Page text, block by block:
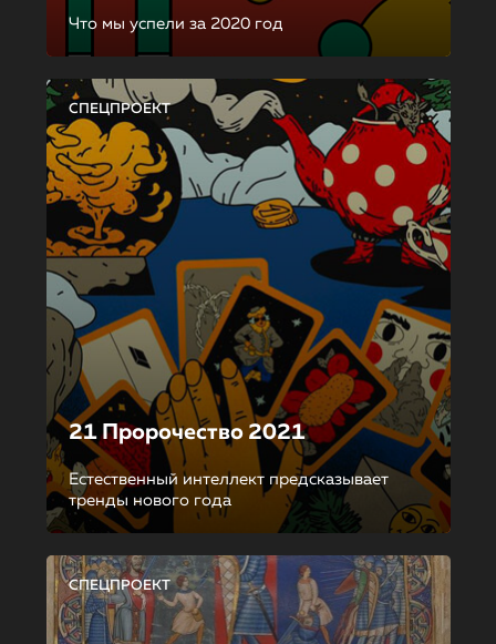
Что мы успели за 2020 год
СПЕЦПРОЕКТ
21 Пророчество 2021
Естественный интеллект предсказывает
тренды нового года
СПЕЦПРОЕКТ